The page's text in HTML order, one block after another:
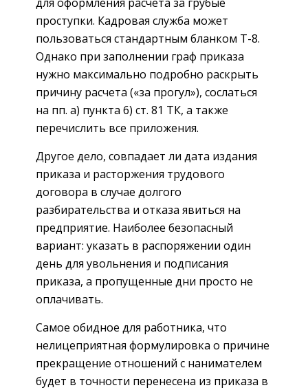
проступки. Кадровая служба может
пользоваться стандартным бланком Т-8.
Однако при заполнении граф приказа
нужно максимально подробно раскрыть
причину расчета («за прогул»), сослаться
на пп. а) пункта 6) ст. 81 ТК, а также
перечислить все приложения.
Другое дело, совпадает ли дата издания
приказа и расторжения трудового
договора в случае долгого
разбирательства и отказа явиться на
предприятие. Наиболее безопасный
вариант: указать в распоряжении один
день для увольнения и подписания
приказа, а пропущенные дни просто не
оплачивать.
Самое обидное для работника, что
нелицеприятная формулировка о причине
прекращение отношений с нанимателем
будет в точности перенесена из приказа в